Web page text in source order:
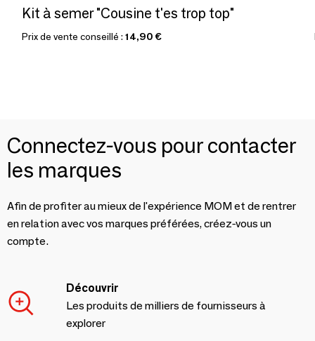
Kit à semer "Cousine t'es trop top"
Prix de vente conseillé : 14,90 €
Connectez-vous pour contacter
les marques
Afin de profiter au mieux de l'expérience MOM et de rentrer
en relation avec vos marques préférées, créez-vous un
compte.
Découvrir
Les produits de milliers de fournisseurs à
explorer